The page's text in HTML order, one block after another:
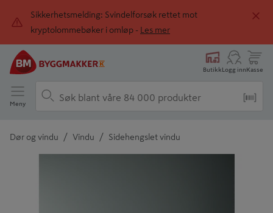
Sikkerhetsmelding: Svindelforsøk rettet mot
kryptolommebøker i omløp -
Les mer
ButikkLogg innKasse
Meny
Dør og vindu / Vindu / Sidehengslet vindu